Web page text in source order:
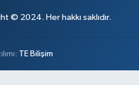
© 2024. Her hakkı saklıdır.
TE Bilişim